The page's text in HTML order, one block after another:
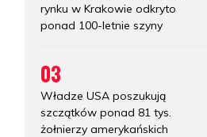
rynku w Krakowie odkryto
ponad 100-letnie szyny
03
Władze USA poszukują
szczątków ponad 81 tys.
żołnierzy amerykańskich